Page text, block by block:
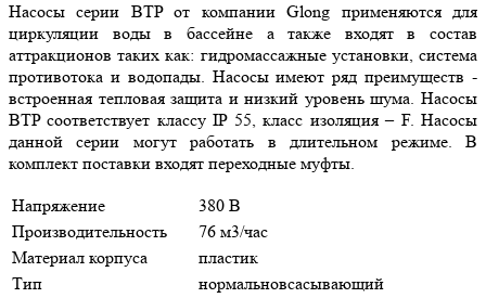
Насосы серии BTP от компании Glong применяются для
циркуляции воды в бассейне а также входят в состав
аттракционов таких как: гидромассажные установки, система
противотока и водопады. Насосы имеют ряд преимуществ -
встроенная тепловая защита и низкий уровень шума. Насосы
BTP соответствует классу IP 55, класс изоляция – F. Насосы
данной серии могут работать в длительном режиме. В
комплект поставки входят переходные муфты.
Напряжение
380 В
Производительность
76 м3/час
Материал корпуса
пластик
Тип
нормальновсасывающий